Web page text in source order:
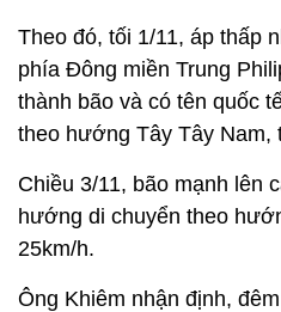
Theo đó, tối 1/11, áp thấp
phía Đông miền Trung
thành bão và có tên quốc
theo hướng Tây Tây Nam,
Chiều 3/11, bão mạnh lên
hướng di chuyển theo
25km/h.
Ông Khiêm nhận định,